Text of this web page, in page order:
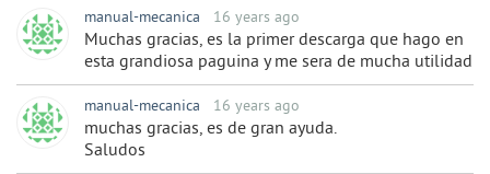
manual-mecanica 16 years ago
Muchas gracias, es la primer descarga que hago en
esta grandiosa paguina y me sera de mucha utilidad
manual-mecanica 16 years ago
muchas gracias, es de gran ayuda.
Saludos